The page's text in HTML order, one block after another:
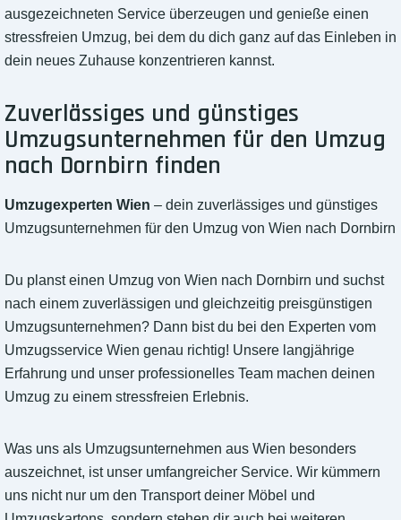
ausgezeichneten Service überzeugen und genieße einen
stressfreien Umzug, bei dem du dich ganz auf das Einleben in
dein neues Zuhause konzentrieren kannst.
Zuverlässiges und günstiges
Umzugsunternehmen für den Umzug
nach Dornbirn finden
Umzugexperten Wien – dein zuverlässiges und günstiges
Umzugsunternehmen für den Umzug von Wien nach Dornbirn
Du planst einen Umzug von Wien nach Dornbirn und suchst
nach einem zuverlässigen und gleichzeitig preisgünstigen
Umzugsunternehmen? Dann bist du bei den Experten vom
Umzugsservice Wien genau richtig! Unsere langjährige
Erfahrung und unser professionelles Team machen deinen
Umzug zu einem stressfreien Erlebnis.
Was uns als Umzugsunternehmen aus Wien besonders
auszeichnet, ist unser umfangreicher Service. Wir kümmern
uns nicht nur um den Transport deiner Möbel und